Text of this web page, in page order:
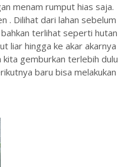
menam rumput hias saja.
. Dilihat dari lahan sebelum
terlihat seperti hutan
liar hingga ke akar akarnya
kita gemburkan terlebih dulu
baru bisa melakukan